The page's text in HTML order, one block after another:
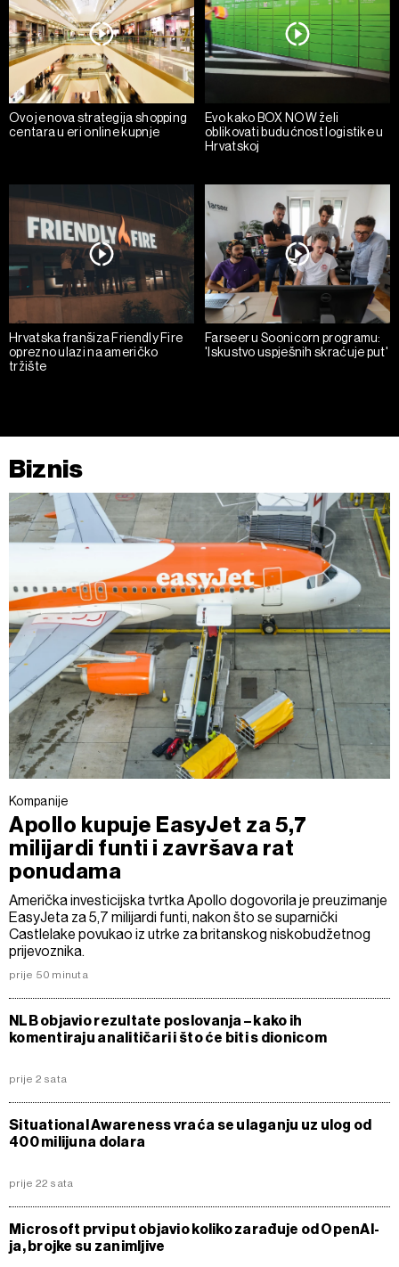
Ovo je nova strategija shopping
centara u eri online kupnje
Evo kako BOX NOW želi
oblikovati budućnost logistike u
Hrvatskoj
Hrvatska franšiza Friendly Fire
oprezno ulazi na američko
tržište
Farseer u Soonicorn programu:
'Iskustvo uspješnih skraćuje put'
Biznis
Kompanije
Apollo kupuje EasyJet za 5,7
milijardi funti i završava rat
ponudama
Američka investicijska tvrtka Apollo dogovorila je preuzimanje
EasyJeta za 5,7 milijardi funti, nakon što se suparnički
Castlelake povukao iz utrke za britanskog niskobudžetnog
prijevoznika.
prije 50 minuta
NLB objavio rezultate poslovanja – kako ih
komentiraju analitičari i što će biti s dionicom
prije 2 sata
Situational Awareness vraća se ulaganju uz ulog od
400 milijuna dolara
prije 22 sata
Microsoft prvi put objavio koliko zarađuje od OpenAI-
ja, brojke su zanimljive